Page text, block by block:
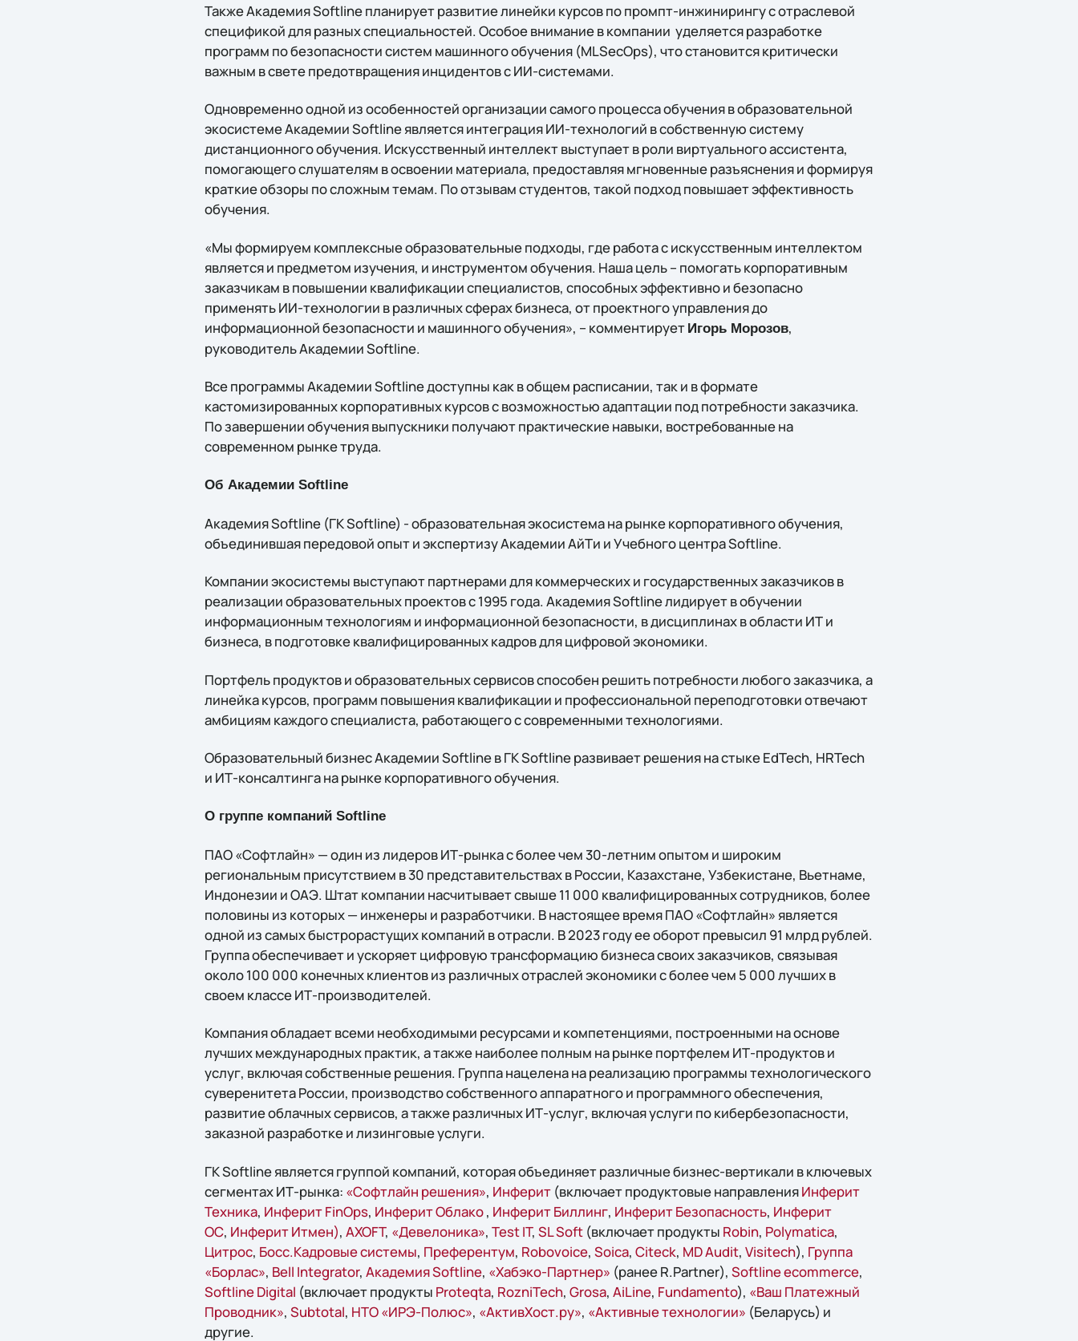
Также Академия Softline планирует развитие линейки курсов по промпт-инжинирингу с отраслевой
спецификой для разных специальностей. Особое внимание в компании уделяется разработке
программ по безопасности систем машинного обучения (MLSecOps), что становится критически
важным в свете предотвращения инцидентов с ИИ-системами.
Одновременно одной из особенностей организации самого процесса обучения в образовательной
экосистеме Академии Softline является интеграция ИИ-технологий в собственную систему
дистанционного обучения. Искусственный интеллект выступает в роли виртуального ассистента,
помогающего слушателям в освоении материала, предоставляя мгновенные разъяснения и формируя
краткие обзоры по сложным темам. По отзывам студентов, такой подход повышает эффективность
обучения.
«Мы формируем комплексные образовательные подходы, где работа с искусственным интеллектом
является и предметом изучения, и инструментом обучения. Наша цель – помогать корпоративным
заказчикам в повышении квалификации специалистов, способных эффективно и безопасно
применять ИИ-технологии в различных сферах бизнеса, от проектного управления до
информационной безопасности и машинного обучения», – комментирует Игорь Морозов,
руководитель Академии Softline.
Все программы Академии Softline доступны как в общем расписании, так и в формате
кастомизированных корпоративных курсов с возможностью адаптации под потребности заказчика.
По завершении обучения выпускники получают практические навыки, востребованные на
современном рынке труда.
Об Академии Softline
Академия Softline (ГК Softline) - образовательная экосистема на рынке корпоративного обучения,
объединившая передовой опыт и экспертизу Академии АйТи и Учебного центра Softline.
Компании экосистемы выступают партнерами для коммерческих и государственных заказчиков в
реализации образовательных проектов с 1995 года. Академия Softline лидирует в обучении
информационным технологиям и информационной безопасности, в дисциплинах в области ИТ и
бизнеса, в подготовке квалифицированных кадров для цифровой экономики.
Портфель продуктов и образовательных сервисов способен решить потребности любого заказчика, а
линейка курсов, программ повышения квалификации и профессиональной переподготовки отвечают
амбициям каждого специалиста, работающего с современными технологиями.
Образовательный бизнес Академии Softline в ГК Softline развивает решения на стыке EdTech, HRTech
и ИТ-консалтинга на рынке корпоративного обучения.
О группе компаний Softline
ПАО «Софтлайн» — один из лидеров ИТ-рынка с более чем 30-летним опытом и широким
региональным присутствием в 30 представительствах в России, Казахстане, Узбекистане, Вьетнаме,
Индонезии и ОАЭ. Штат компании насчитывает свыше 11 000 квалифицированных сотрудников, более
половины из которых — инженеры и разработчики. В настоящее время ПАО «Софтлайн» является
одной из самых быстрорастущих компаний в отрасли. В 2023 году ее оборот превысил 91 млрд рублей.
Группа обеспечивает и ускоряет цифровую трансформацию бизнеса своих заказчиков, связывая
около 100 000 конечных клиентов из различных отраслей экономики с более чем 5 000 лучших в
своем классе ИТ-производителей.
Компания обладает всеми необходимыми ресурсами и компетенциями, построенными на основе
лучших международных практик, а также наиболее полным на рынке портфелем ИТ-продуктов и
услуг, включая собственные решения. Группа нацелена на реализацию программы технологического
суверенитета России, производство собственного аппаратного и программного обеспечения,
развитие облачных сервисов, а также различных ИТ-услуг, включая услуги по кибербезопасности,
заказной разработке и лизинговые услуги.
ГК Softline является группой компаний, которая объединяет различные бизнес-вертикали в ключевых
сегментах ИТ-рынка: «Софтлайн решения», Инферит(включает продуктовые направленияИнферит
Техника, Инферит FinOps, Инферит Облако, Инферит Биллинг, Инферит Безопасность, Инферит
ОС, Инферит Итмен), AХОFT, «Девелоника», Test IT, SL Soft(включает продукты Robin, Polymatica,
Цитрос, Босс.Кадровые системы, Преферентум, Robovoice, Soica, Citeck, MD Audit, Visitech), Группа
«Борлас», Bell Integrator, Академия Softline, «Хабэко-Партнер» (ранее R.Partner), Softline ecommerce,
Softline Digital (включает продукты Proteqta, RozniTech, Grosa, AiLine, Fundamento), «Ваш Платежный
Проводник», Subtotal, НТО «ИРЭ-Полюс», «АктивХост.ру», «Активные технологии» (Беларусь) и
другие.